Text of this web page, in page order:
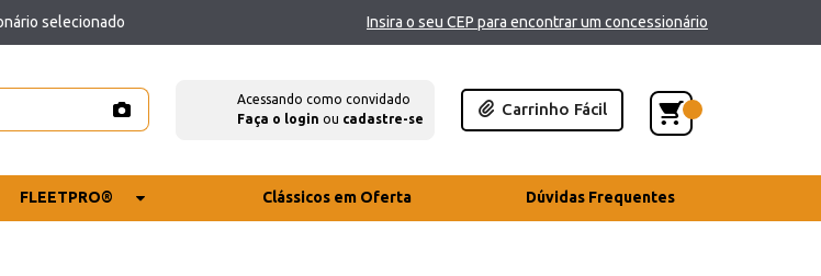
selecionado Insira o seu CEP para encontrar um concessionário
Acessando como convidado
Faça o login ou cadastre-se
Carrinho Fácil
FLEETPRO® Clássicos em Oferta Dúvidas Frequentes